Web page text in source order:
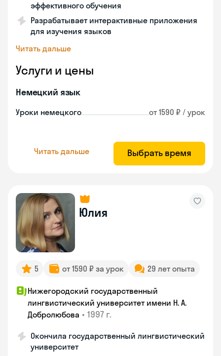
эффективного обучения
Разрабатывает интерактивные приложения
для изучения языков
Читать дальше
Услуги и цены
Немецкий язык
Уроки немецкого от 1590 ₽ / урок
Читать дальше Выбрать время
Юлия
5 от 1590 ₽ за урок 29 лет опыта
Нижегородский государственный
лингвистический университет имени Н. А.
Добролюбова • 1997 г.
Окончила государственный лингвистический
университет